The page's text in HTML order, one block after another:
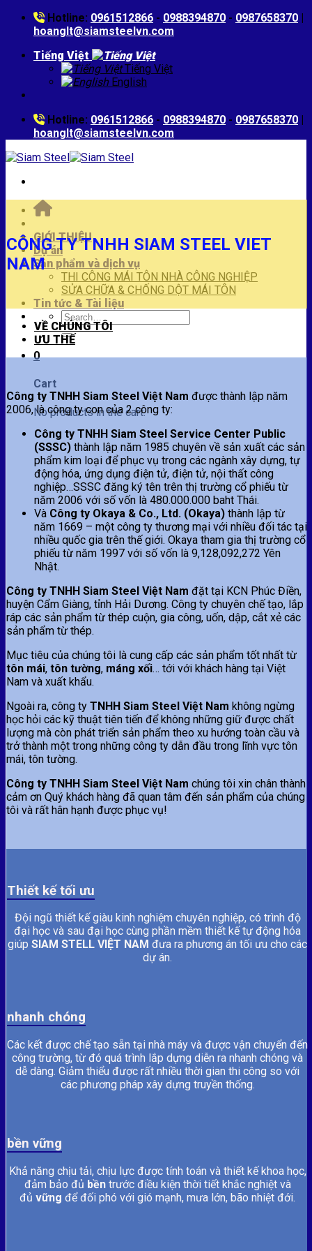
Skip
Hotline: 0961512866 - 0988394870 - 0987658370 |
hoanglt@siamsteelvn.com
Tiếng Việt
Tiếng Việt
English
Hotline: 0961512866 - 0988394870 - 0987658370 |
hoanglt@siamsteelvn.com
GIỚI THIỆU
Dự án
Sản phẩm và dịch vụ
THI CÔNG MÁI TÔN NHÀ CÔNG NGHIỆP
SỬA CHỮA & CHỐNG DỘT MÁI TÔN
Tin tức & Tài liệu
Search
for:
0
Cart
No products in the cart.
CÔNG TY TNHH SIAM STEEL VIET
NAM
VỀ CHÚNG TÔI
ƯU THẾ
Công ty TNHH Siam Steel Việt Nam được thành lập năm
2006, là công ty con của 2 công ty:
Công ty TNHH Siam Steel Service Center Public
(SSSC) thành lập năm 1985 chuyên về sản xuất các sản
phẩm kim loại để phục vụ trong các ngành xây dựng, tự
động hóa, ứng dụng điện tử, điện tử, nội thất công
nghiệp…SSSC đăng ký tên trên thị trường cổ phiếu từ
năm 2006 với số vốn là 480.000.000 baht Thái.
Và Công ty Okaya & Co., Ltd. (Okaya) thành lập từ
năm 1669 – một công ty thương mại với nhiều đối tác tại
nhiều quốc gia trên thế giới. Okaya tham gia thị trường cổ
phiếu từ năm 1997 với số vốn là 9,128,092,272 Yên
Nhật.
Công ty TNHH Siam Steel Việt Nam đặt tại KCN Phúc Điền,
huyện Cẩm Giàng, tỉnh Hải Dương. Công ty chuyên chế tạo, lắp
ráp các sản phẩm từ thép cuộn, gia công, uốn, dập, cắt xẻ các
sản phẩm từ thép.
Mục tiêu của chúng tôi là cung cấp các sản phẩm tốt nhất từ
tôn mái, tôn tường, máng xối… tới với khách hàng tại Việt
Nam và xuất khẩu.
Ngoài ra, công ty TNHH Siam Steel Việt Nam không ngừng
học hỏi các kỹ thuật tiên tiến để không những giữ được chất
lượng mà còn phát triển sản phẩm theo xu hướng toàn cầu và
trở thành một trong những công ty dẫn đầu trong lĩnh vực tôn
mái, tôn tường.
Công ty TNHH Siam Steel Việt Nam chúng tôi xin chân thành
cảm ơn Quý khách hàng đã quan tâm đến sản phẩm của chúng
tôi và rất hân hạnh được phục vụ!
Thiết kế tối ưu
Đội ngũ thiết kế giàu kinh nghiệm chuyên nghiệp, có trình độ
đại học và sau đại học cùng phần mềm thiết kế tự động hóa
giúp SIAM STELL VIỆT NAM đưa ra phương án tối ưu cho các
dự án.
nhanh chóng
Các kết được chế tạo sẵn tại nhà máy và được vận chuyển đến
công trường, từ đó quá trình lắp dựng diễn ra nhanh chóng và
dễ dàng. Giảm thiểu được rất nhiều thời gian thi công so với
các phương pháp xây dựng truyền thống.
bền vững
Khả năng chịu tải, chịu lực được tính toán và thiết kế khoa học,
đảm bảo đủ bềntrước điều kiện thời tiết khắc nghiệt và
đủ vững để đối phó với gió mạnh, mưa lớn, bão nhiệt đới.